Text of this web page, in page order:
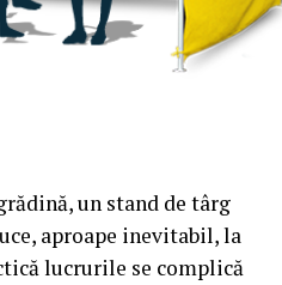
un stand de târg
aproape inevitabil, la
lucrurile se complică